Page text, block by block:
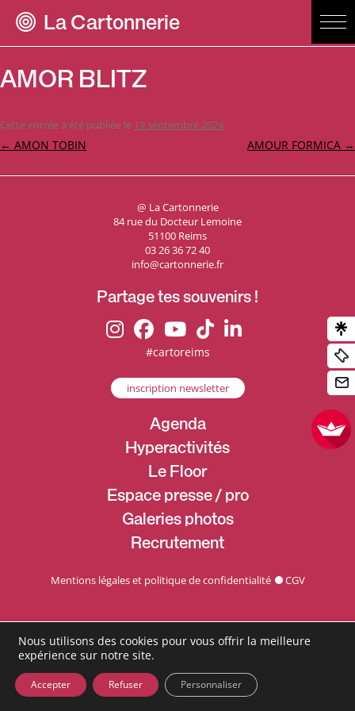
La Cartonnerie
AMOR BLITZ
Cette entrée a été publiée le 19 septembre 2024 .
Navigation
← AMON TOBIN AMOUR FORMICA →
@ La Cartonnerie
84 rue du Docteur Lemoine
51100 Reims
03 26 36 72 40
info@cartonnerie.fr
Partage tes souvenirs !
#cartoreims
inscription newsletter
Agenda
Hyperactivités
Le Floor
Espace presse / pro
Galeries photos
Recrutement
Mentions légales et politique de confidentialité CGV
Nous utilisons des cookies pour vous offrir la meilleure
expérience sur notre site.
Accepter Refuser Personnaliser